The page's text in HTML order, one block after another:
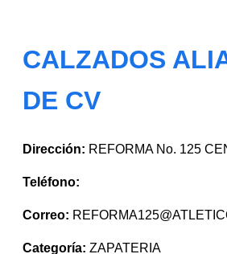
CALZADOS
DE CV
Dirección: REFORMA No. 125
Teléfono:
Correo:
Categoría: ZAPATERIA